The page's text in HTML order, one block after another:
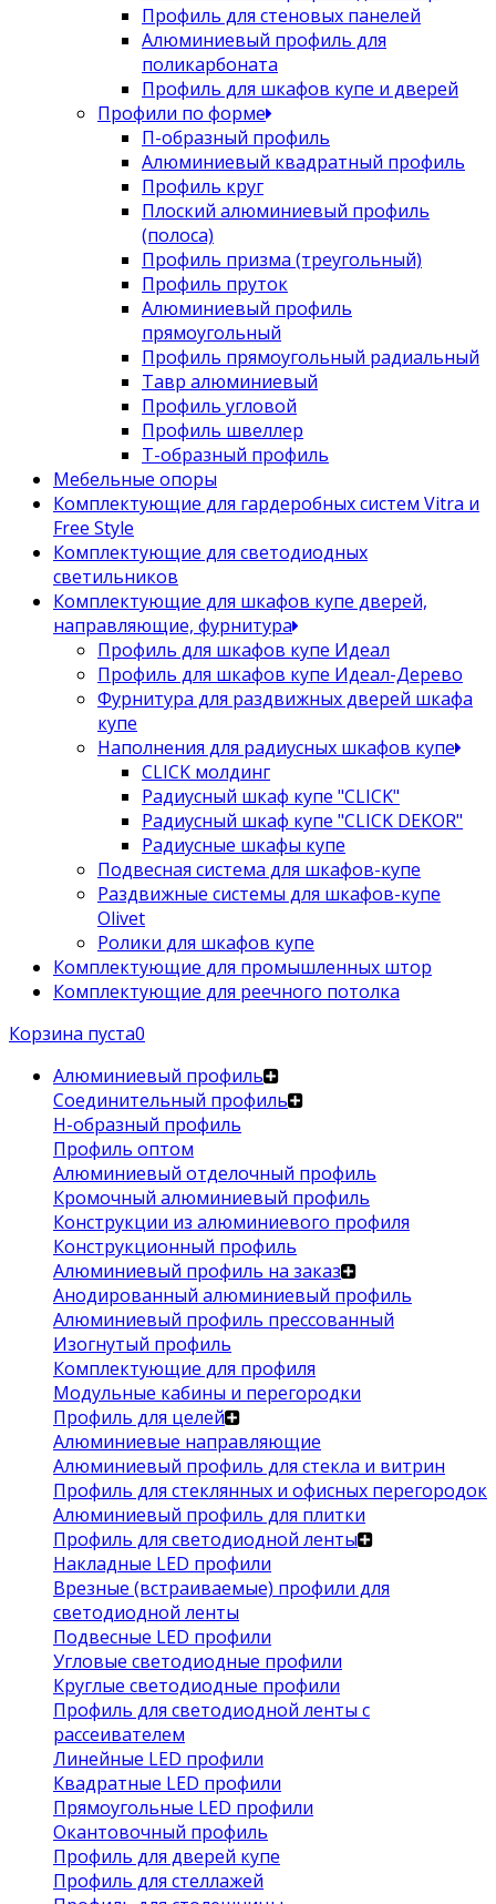
Профиль для стеновых панелей
Алюминиевый профиль для
поликарбоната
Профиль для шкафов купе и дверей
Профили по форме
П-образный профиль
Алюминиевый квадратный профиль
Профиль круг
Плоский алюминиевый профиль
(полоса)
Профиль призма (треугольный)
Профиль пруток
Алюминиевый профиль
прямоугольный
Профиль прямоугольный радиальный
Тавр алюминиевый
Профиль угловой
Профиль швеллер
Т-образный профиль
Мебельные опоры
Комплектующие для гардеробных систем Vitra и
Free Style
Комплектующие для светодиодных
светильников
Комплектующие для шкафов купе дверей,
направляющие, фурнитура
Профиль для шкафов купе Идеал
Профиль для шкафов купе Идеал-Дерево
Фурнитура для раздвижных дверей шкафа
купе
Наполнения для радиусных шкафов купе
CLICK молдинг
Радиусный шкаф купе "CLICK"
Радиусный шкаф купе "CLICK DEKOR"
Радиусные шкафы купе
Подвесная система для шкафов-купе
Раздвижные системы для шкафов-купе
Olivet
Ролики для шкафов купе
Комплектующие для промышленных штор
Комплектующие для реечного потолка
Корзина пуста0
Алюминиевый профиль
Соединительный профиль
Н-образный профиль
Профиль оптом
Алюминиевый отделочный профиль
Кромочный алюминиевый профиль
Конструкции из алюминиевого профиля
Конструкционный профиль
Алюминиевый профиль на заказ
Анодированный алюминиевый профиль
Алюминиевый профиль прессованный
Изогнутый профиль
Комплектующие для профиля
Модульные кабины и перегородки
Профиль для целей
Алюминиевые направляющие
Алюминиевый профиль для стекла и витрин
Профиль для стеклянных и офисных перегородок
Алюминиевый профиль для плитки
Профиль для светодиодной ленты
Накладные LED профили
Врезные (встраиваемые) профили для
светодиодной ленты
Подвесные LED профили
Угловые светодиодные профили
Круглые светодиодные профили
Профиль для светодиодной ленты с
рассеивателем
Линейные LED профили
Квадратные LED профили
Прямоугольные LED профили
Окантовочный профиль
Профиль для дверей купе
Профиль для стеллажей